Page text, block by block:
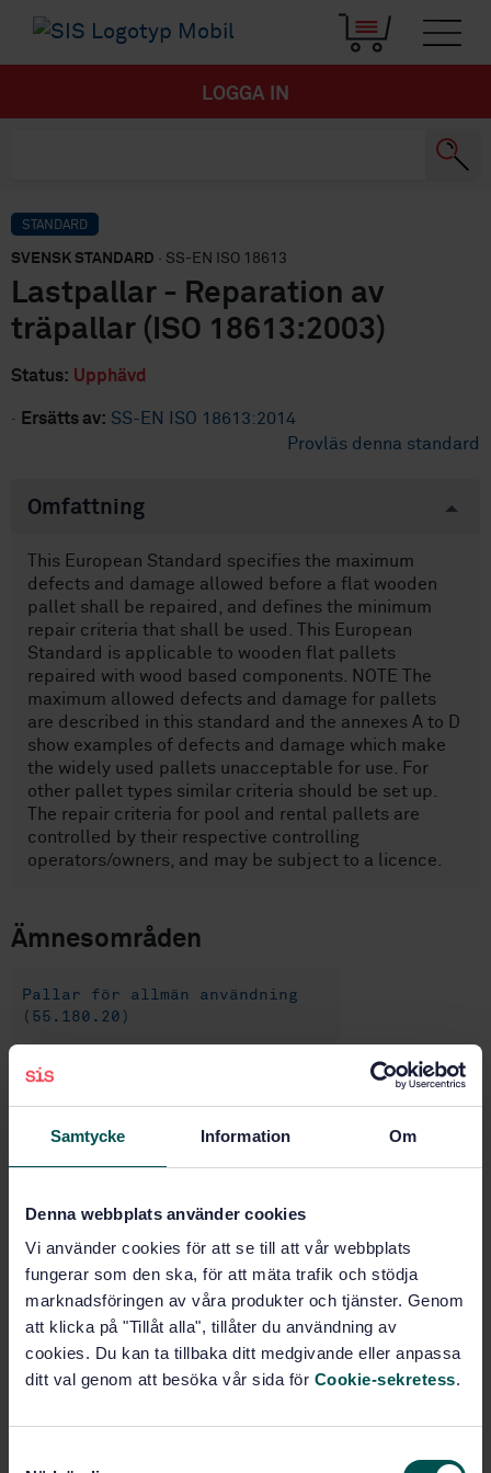
Samtycke Information Om
Denna webbplats använder cookies
Vi använder cookies för att se till att vår webbplats
fungerar som den ska, för att mäta trafik och stödja
marknadsföringen av våra produkter och tjänster. Genom
att klicka på "Tillåt alla", tillåter du användning av
cookies. Du kan ta tillbaka ditt medgivande eller anpassa
ditt val genom att besöka vår sida för Cookie-sekretess.
LOGGA IN
STANDARD
SVENSK STANDARD · SS-EN ISO 18613
Lastpallar - Reparation av
träpallar (ISO 18613:2003)
Status: Upphävd
· Ersätts av: SS-EN ISO 18613:2014
Provläs denna standard
Omfattning
This European Standard specifies the maximum
defects and damage allowed before a flat wooden
pallet shall be repaired, and defines the minimum
repair criteria that shall be used. This European
Standard is applicable to wooden flat pallets
repaired with wood based components. NOTE The
maximum allowed defects and damage for pallets
are described in this standard and the annexes A to D
show examples of defects and damage which make
the widely used pallets unacceptable for use. For
other pallet types similar criteria should be set up.
The repair criteria for pool and rental pallets are
controlled by their respective controlling
operators/owners, and may be subject to a licence.
Ämnesområden
Pallar för allmän användning
(55.180.20)
Lastpallar - Reparation av träpallar (ISO 18613:2003)
Prenumerera på standarden - Läs mer
PDF
Lägg i varukorgen
Fler alternativ